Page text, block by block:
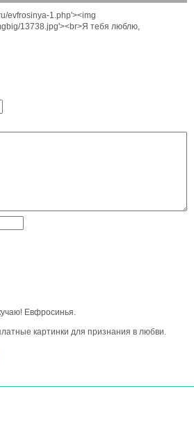
evfrosinya-1.php'><img
13738.jpg'><br>Я тебя люблю,
Евфросинья.
картинки для признания в любви.